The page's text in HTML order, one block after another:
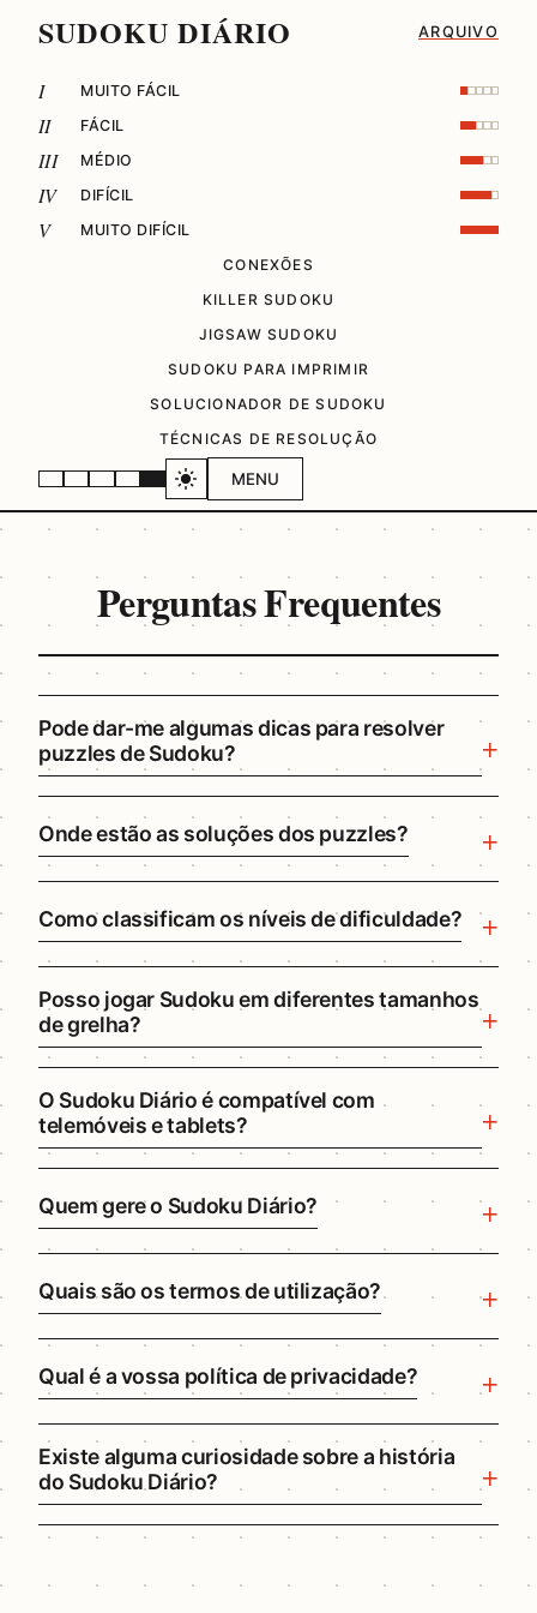
SUDOKU DIÁRIO ARQUIVO
MENU
I MUITO FÁCIL
II FÁCIL
III MÉDIO
IV DIFÍCIL
V
MUITO DIFÍCIL
CONEXÕES
KILLER SUDOKU
JIGSAW SUDOKU
SUDOKU PARA IMPRIMIR
SOLUCIONADOR DE SUDOKU
TÉCNICAS DE RESOLUÇÃO
Perguntas Frequentes
Pode dar-me algumas dicas para resolver
puzzles de Sudoku?
Onde estão as soluções dos puzzles?
Como classificam os níveis de dificuldade?
Posso jogar Sudoku em diferentes tamanhos
de grelha?
O Sudoku Diário é compatível com
telemóveis e tablets?
Quem gere o Sudoku Diário?
Quais são os termos de utilização?
Qual é a vossa política de privacidade?
Existe alguma curiosidade sobre a história
do Sudoku Diário?